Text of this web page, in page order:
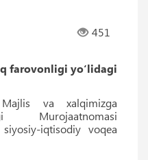
451
farovonligi yo‘lidagi
va xalqimizga
Murojaatnomasi
iqtisodiy voqea